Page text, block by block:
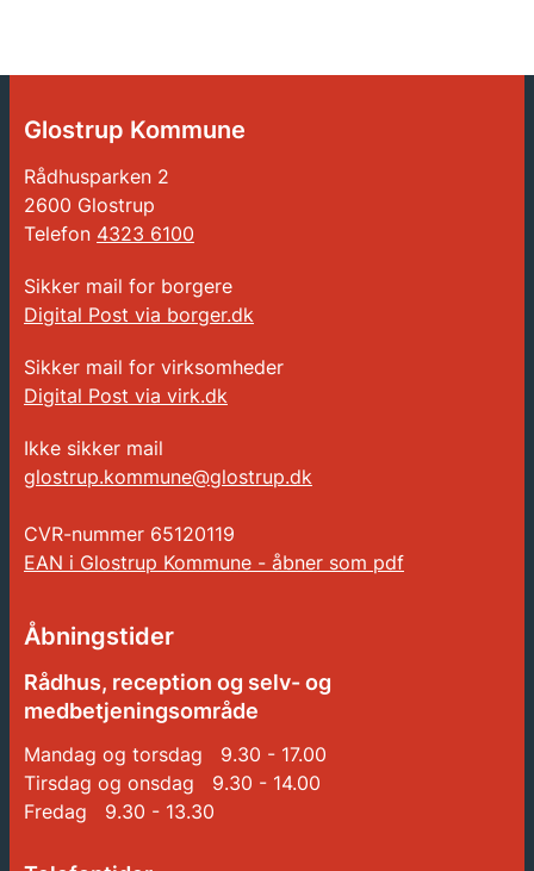
Glostrup Kommune
Rådhusparken 2
2600 Glostrup
Telefon 4323 6100
Sikker mail for borgere
Digital Post via borger.dk
Sikker mail for virksomheder
Digital Post via virk.dk
Ikke sikker mail
glostrup.kommune@glostrup.dk
CVR-nummer 65120119
EAN i Glostrup Kommune - åbner som pdf
Åbningstider
Rådhus, reception og selv- og
medbetjeningsområde
Mandag og torsdag 9.30 - 17.00
Tirsdag og onsdag 9.30 - 14.00
Fredag 9.30 - 13.30